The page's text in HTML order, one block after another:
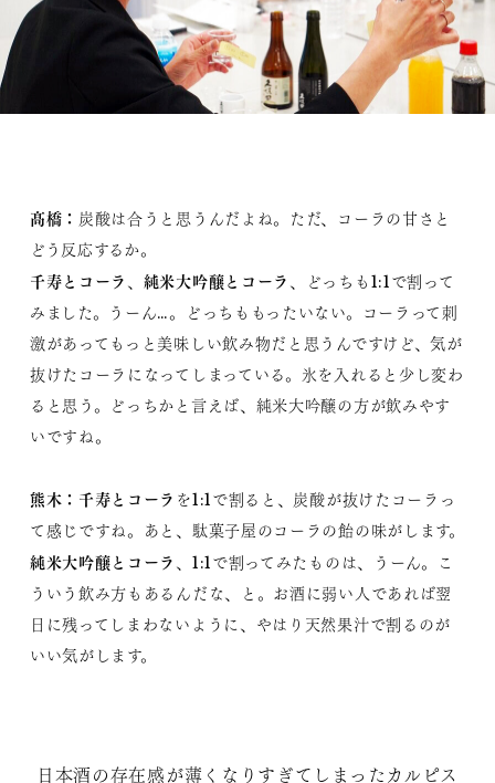
髙橋： 炭酸は合うと思うんだよね。ただ、コーラの甘さと
どう反応するか。
千寿とコーラ 、 純米大吟醸とコーラ 、どっちも1:1で割って
みました。うーん…。どっちももったいない。コーラって刺
激があってもっと美味しい飲み物だと思うんですけど、気が
抜けたコーラになってしまっている。氷を入れると少し変わ
ると思う。どっちかと言えば、純米大吟醸の方が飲みやす
いですね。
熊木： 千寿とコーラ を1:1で割ると、炭酸が抜けたコーラっ
て感じですね。あと、駄菓子屋のコーラの飴の味がします。
純米大吟醸とコーラ 、1:1で割ってみたものは、うーん。こ
ういう飲み方もあるんだな、と。お酒に弱い人であれば翌
日に残ってしまわないように、やはり天然果汁で割るのが
いい気がします。
日本酒の存在感が薄くなりすぎてしまったカルピス